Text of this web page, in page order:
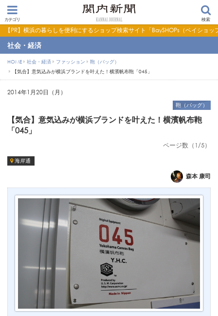
カテゴリ 検索
【PR】横浜の暮らしを便利にするショップ検索サイト「BaySHOPs（ベイショッ
社会・経済
HOME 社会・経済 ファッション
鞄（バッグ）
【気合】意気込みが横浜ブランドを叶えた！横濱帆布鞄「045」
2014年1月20日（月）
【気合】意気込みが横浜ブランドを叶えた！横濱帆布鞄
「045」
ページ数（1/5）
鞄（バッグ）
海岸通
森本 康司